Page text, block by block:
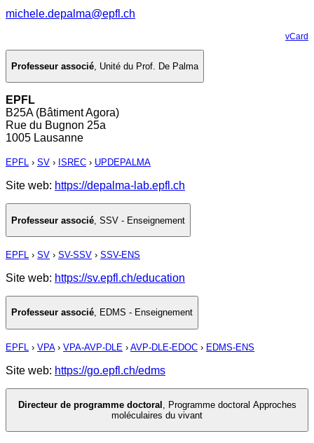
michele.depalma@epfl.ch
vCard
Professeur associé, Unité du Prof. De Palma
EPFL
B25A (Bâtiment Agora)
Rue du Bugnon 25a
1005 Lausanne
EPFL › SV › ISREC › UPDEPALMA
Site web: https://depalma-lab.epfl.ch
Professeur associé SSV - Enseignement
EPFL › SV › SV-SSV › SSV-ENS
Site web: https://sv.epfl.ch/education
Professeur associé, EDMS - Enseignement
EPFL › VPA› VPA-AVP-DLE › AVP-DLE-EDOC › EDMS-ENS
Site web: https://go.epfl.ch/edms
Directeur de programme doctoral , Programme doctoral Approches
moléculaires du vivant